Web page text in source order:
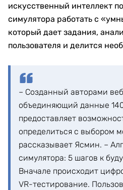
искусственный интеллект
симулятора работать с
который дает задания,
пользователя и делится
– Созданный авторами
объединяющий данные
предоставляет
определиться с выбором
рассказывает Ясмин. –
симулятора: 5 шагов к
Вначале происходит
VR-тестирование.